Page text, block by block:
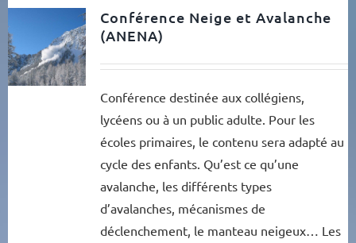
Conférence Neige et Avalanche
(ANENA)
Conférence destinée aux collégiens,
lycéens ou à un public adulte. Pour les
écoles primaires, le contenu sera adapté au
cycle des enfants. Qu’est ce qu’une
avalanche, les différents types
d’avalanches, mécanismes de
déclenchement, le manteau neigeux… Les